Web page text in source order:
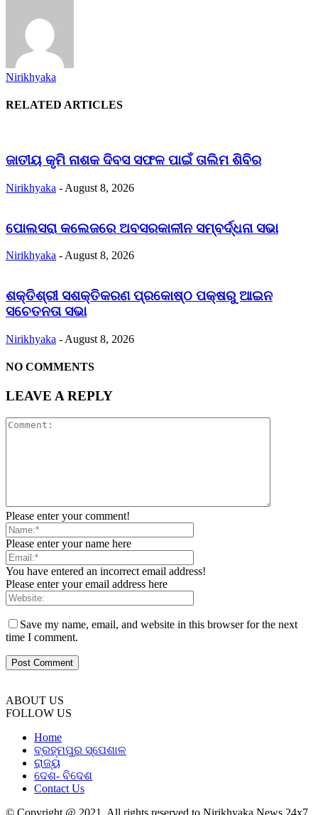
Nirikhyaka
RELATED ARTICLES
ଜାତୀୟ କୃମି ନାଶକ ଦିବସ ସଫଳ ପାଇଁ ତାଲିମ ଶିବିର
Nirikhyaka - August 8, 2026
ପୋଲସରା କଲେଜରେ ଅବସରକାଳୀନ ସମ୍ବର୍ଦ୍ଧନା ସଭା
Nirikhyaka - August 8, 2026
ଶକ୍ତିଶ୍ରୀ ସଶକ୍ତିକରଣ ପ୍ରକୋଷ୍ଠ ପକ୍ଷରୁ ଆଇନ
ସଚେତନତା ସଭା
Nirikhyaka - August 8, 2026
NO COMMENTS
LEAVE A REPLY
Please enter your comment!
Please enter your name here
You have entered an incorrect email address!
Please enter your email address here
Save my name, email, and website in this browser for the next
time I comment.
ABOUT US
FOLLOW US
Home
ବ୍ରହ୍ମପୁର ସ୍ପେଶାଳ
ରାଜ୍ୟ
ଦେଶ- ବିଦେଶ
Contact Us
© Copyright @ 2021. All rights reserved to Nirikhyaka News 24x7.